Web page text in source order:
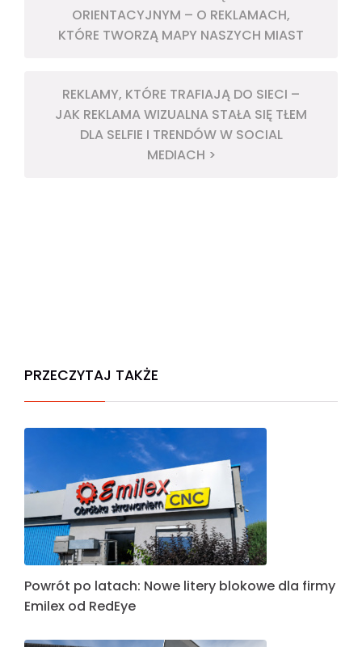
ORIENTACYJNYM – O REKLAMACH,
KTÓRE TWORZĄ MAPY NASZYCH MIAST
REKLAMY, KTÓRE TRAFIAJĄ DO SIECI –
JAK REKLAMA WIZUALNA STAŁA SIĘ TŁEM
DLA SELFIE I TRENDÓW W SOCIAL
MEDIACH >
PRZECZYTAJ TAKŻE
Powrót po latach: Nowe litery blokowe dla firmy
Emilex od RedEye